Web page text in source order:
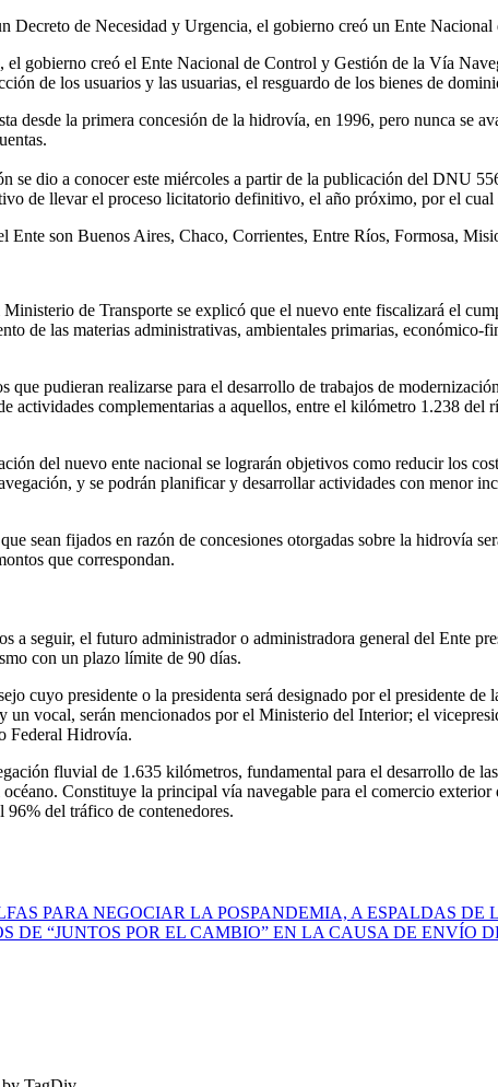
Decreto de Necesidad y Urgencia, el gobierno creó un Ente
el gobierno creó el Ente Nacional de Control y Gestión de la Vía
de los usuarios y las usuarias, el resguardo de los bienes de
desde la primera concesión de la hidrovía, en 1996, pero nunca
se dio a conocer este miércoles a partir de la publicación del DNU
de llevar el proceso licitatorio definitivo, el año próximo, por el
Ente son Buenos Aires, Chaco, Corrientes, Entre Ríos, Formosa,
de Transporte se explicó que el nuevo ente fiscalizará el
de las materias administrativas, ambientales primarias,
que pudieran realizarse para el desarrollo de trabajos de
actividades complementarias a aquellos, entre el kilómetro 1.238
del nuevo ente nacional se lograrán objetivos como reducir los
y se podrán planificar y desarrollar actividades con menor
sean fijados en razón de concesiones otorgadas sobre la hidrovía
que correspondan.
a seguir, el futuro administrador o administradora general del Ente
con un plazo límite de 90 días.
cuyo presidente o la presidenta será designado por el presidente
un vocal, serán mencionados por el Ministerio del Interior; el
Federal Hidrovía.
fluvial de 1.635 kilómetros, fundamental para el desarrollo de
Constituye la principal vía navegable para el comercio
96% del tráfico de contenedores.
PARA NEGOCIAR LA POSPANDEMIA, A ESPALDAS DE
DE “JUNTOS POR EL CAMBIO” EN LA CAUSA DE ENVÍO